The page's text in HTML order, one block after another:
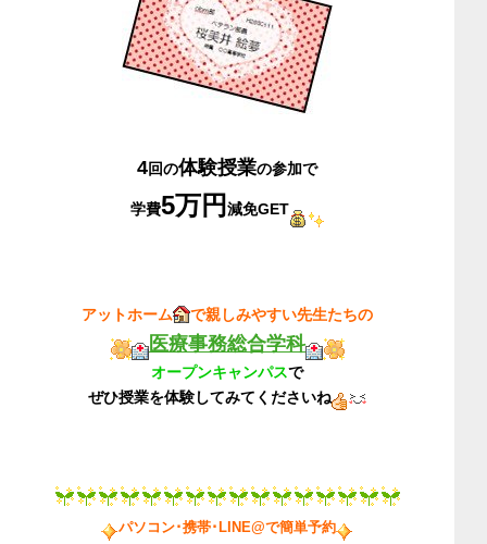
4回の体験授業の参加で
学費5万円 減免GET
アットホーム で親しみやすい先生たちの
医療事務総合学科
オープンキャンパスで
ぜひ授業を体験してみてくださいね
パソコン･携帯･LINE@で簡単予約